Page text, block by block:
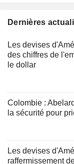
Dernières
Les devises
des chiffres de
le dollar
Colombie :
la sécurité pour
Les devises
raffermissement